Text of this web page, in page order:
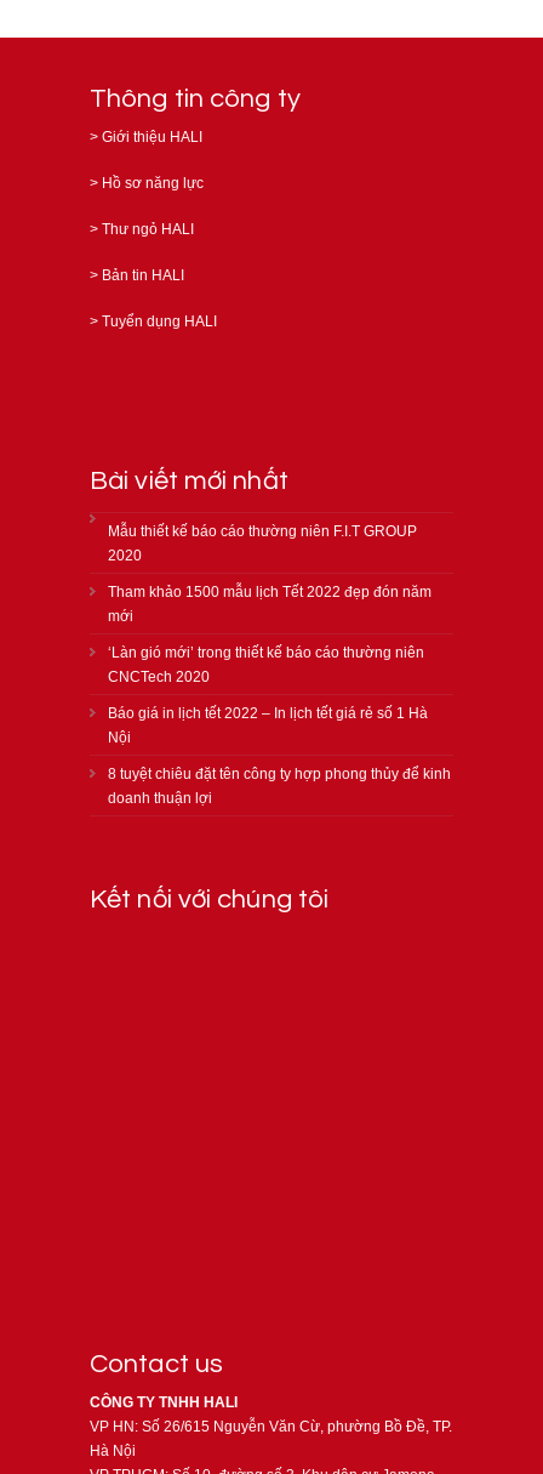
Thông tin công ty
> Giới thiệu HALI
> Hồ sơ năng lực
> Thư ngỏ HALI
> Bản tin HALI
> Tuyển dụng HALI
Bài viết mới nhất
Mẫu thiết kế báo cáo thường niên F.I.T GROUP
2020
Tham khảo 1500 mẫu lịch Tết 2022 đẹp đón năm
mới
‘Làn gió mới’ trong thiết kế báo cáo thường niên
CNCTech 2020
Báo giá in lịch tết 2022 – In lịch tết giá rẻ số 1 Hà
Nội
8 tuyệt chiêu đặt tên công ty hợp phong thủy để kinh
doanh thuận lợi
Kết nối với chúng tôi
Contact us
CÔNG TY TNHH HALI
VP HN: Số 26/615 Nguyễn Văn Cừ, phường Bồ Đề, TP.
Hà Nội